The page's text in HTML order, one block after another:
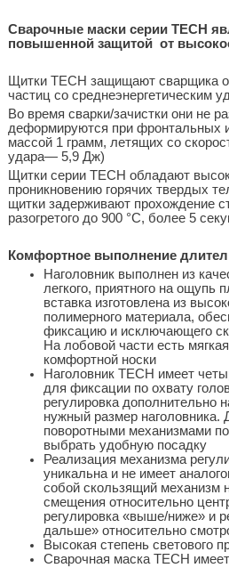
Сварочные маски серии TECH
повышенной защитой от
Щитки TECH защищают сварщика
частиц со среднеэнергетическим
Во время сварки/зачистки они не
деформируются при фронтальных
массой 1 грамм, летящих со
удара— 5,9 Дж)
Щитки серии TECH обладают
проникновению горячих твердых
щитки задерживают прохождение
разогретого до 900 °С, более 5
Комфортное выполнение
Наголовник выполнен из
легкого, приятного на ощупь
вставка изготовлена из
полимерного материала,
фиксацию и исключающего
На лобовой части есть
комфортной носки
Наголовник TECH имеет
для фиксации по охвату
регулировка дополнительно
нужный размер наголовника.
поворотными механизмами
выбрать удобную посадку
Реализация механизма
уникальна и не имеет
собой скользящий механизм
смещения относительно
регулировка «выше/ниже» и
дальше» относительно
Высокая степень светового
Сварочная маска TECH